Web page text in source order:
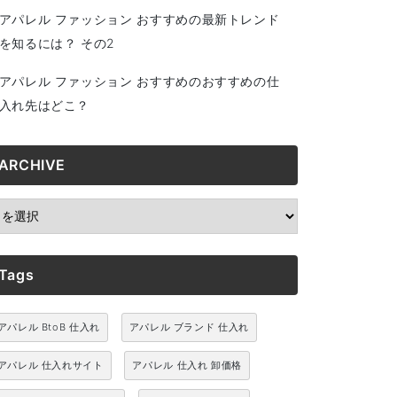
パレル ファッション おすすめの最新トレンド
知るには？ その2
パレル ファッション おすすめのおすすめの仕
れ先はどこ？
パレル BtoB 仕入れ アパレル ブランド 仕入れ
パレル 仕入れサイト アパレル 仕入れ 卸価格